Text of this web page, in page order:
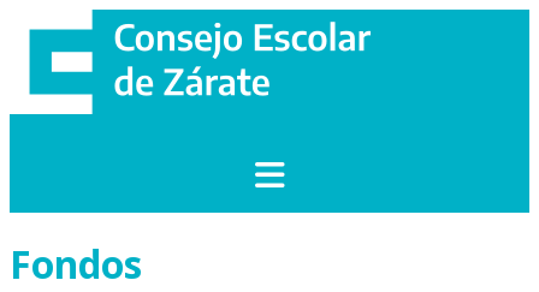
contenido
Fondos